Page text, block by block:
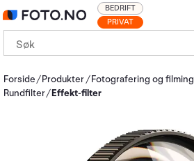
PRIVAT
BEDRIFT
Forside Produkter Fotografering og filming
Rundfilter Effekt-filter